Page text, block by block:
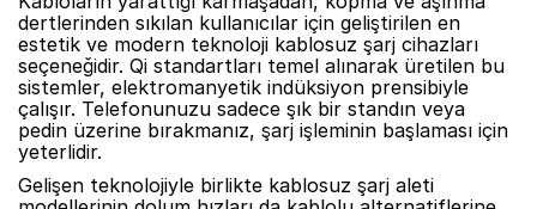
dertlerinden sıkılan kullanıcılar için geliştirilen en
estetik ve modern teknoloji kablosuz şarj cihazları
seçeneğidir. Qi standartları temel alınarak üretilen bu
sistemler, elektromanyetik indüksiyon prensibiyle
çalışır. Telefonunuzu sadece şık bir standın veya
pedin üzerine bırakmanız, şarj işleminin başlaması için
yeterlidir.
Gelişen teknolojiyle birlikte kablosuz şarj aleti